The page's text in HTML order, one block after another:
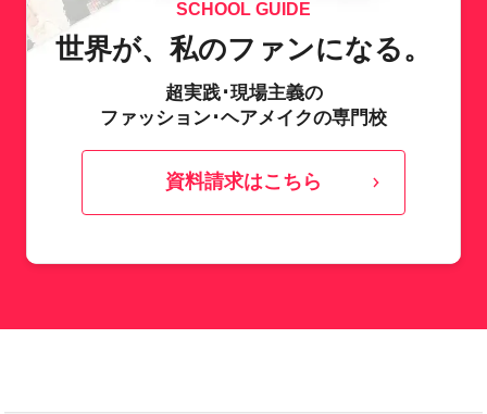
SCHOOL GUIDE
世界が、私のファンになる。
超実践･現場主義の
ファッション･ヘアメイクの専門校
資料請求はこちら